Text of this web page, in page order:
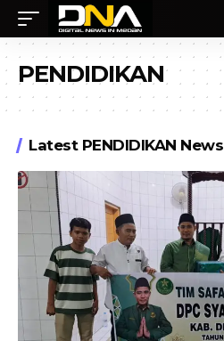
PENDIDIKAN
Latest PENDIDIKAN News